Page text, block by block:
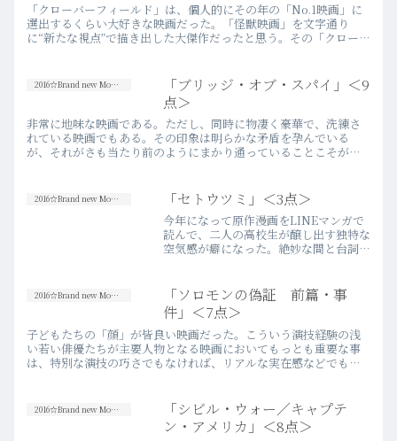
「クローバーフィールド」は、個人的にその年の「No.1映画」に
選出するくらい大好きな映画だった。「怪獣映画」を文字通り
に“新たな視点”で描き出した大傑作だったと思う。その「クローバ
2016☆Brand new Movies
「ブリッジ・オブ・スパイ」＜9
点＞
非常に地味な映画である。ただし、同時に物凄く豪華で、洗練さ
れている映画でもある。その印象は明らかな矛盾を孕んでいる
が、それがさも当たり前のようにまかり通っていることこそが、
2016☆Brand new Movies 「セトウツミ」＜3点＞
今年になって原作漫画をLINEマンガで
読んで、二人の高校生が醸し出す独特な
空気感が癖になった。絶妙な間と台詞回
ものの可笑しさと巧さに溢れている。と
はいえ、「映画化」とい…more
2016☆Brand new Movies
「ソロモンの偽証 前篇・事
件」＜7点＞
子どもたちの「顔」が皆良い映画だった。こういう演技経験の浅
い若い俳優たちが主要人物となる映画においてもっとも重要な事
は、特別な演技の巧さでもなければ、リアルな実在感などでもな
2016☆Brand new Movies
「シビル・ウォー／キャプテ
ン・アメリカ」＜8点＞